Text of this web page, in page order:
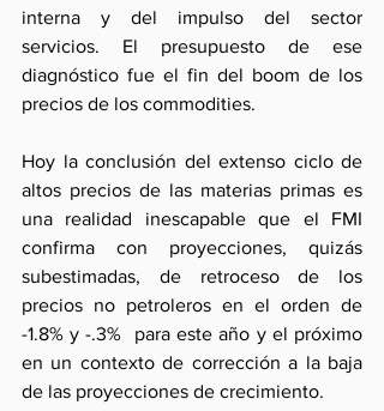
interna y del impulso del sector
servicios. El presupuesto de ese
diagnóstico fue el fin del boom de los
precios de los commodities.
Hoy la conclusión del extenso ciclo de
altos precios de las materias primas es
una realidad inescapable que el FMI
confirma con proyecciones, quizás
subestimadas, de retroceso de los
precios no petroleros en el orden de
-1.8% y -.3%  para este año y el próximo
en un contexto de corrección a la baja
de las proyecciones de crecimiento.